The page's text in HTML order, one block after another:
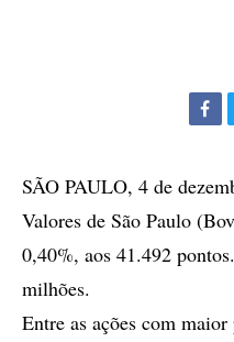
SÃO PAULO, 4 de
Valores de São Paulo
0,40%, aos 41.492
milhões.
Entre as ações com